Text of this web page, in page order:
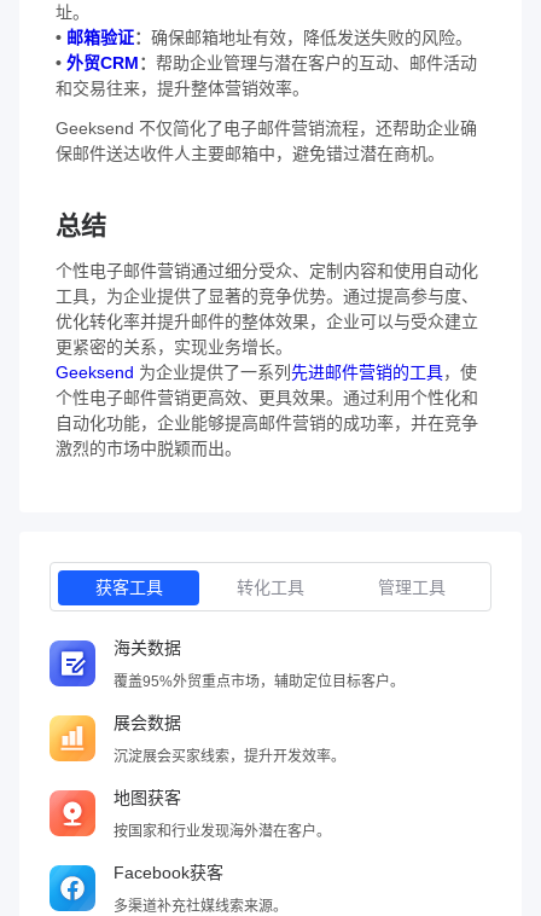
址。
• 邮箱验证： 确保邮箱地址有效，降低发送失败的风险。
• 外贸CRM： 帮助企业管理与潜在客户的互动、邮件活动
和交易往来，提升整体营销效率。
Geeksend 不仅简化了电子邮件营销流程，还帮助企业确
保邮件送达收件人主要邮箱中，避免错过潜在商机。
总结
个性电子邮件营销通过细分受众、定制内容和使用自动化
工具，为企业提供了显著的竞争优势。通过提高参与度、
优化转化率并提升邮件的整体效果，企业可以与受众建立
更紧密的关系，实现业务增长。
Geeksend 为企业提供了一系列先进邮件营销的工具，使
个性电子邮件营销更高效、更具效果。通过利用个性化和
自动化功能，企业能够提高邮件营销的成功率，并在竞争
激烈的市场中脱颖而出。
获客工具 转化工具 管理工具
海关数据
覆盖95%外贸重点市场，辅助定位目标客户。
展会数据
沉淀展会买家线索，提升开发效率。
地图获客
按国家和行业发现海外潜在客户。
Facebook获客
多渠道补充社媒线索来源。